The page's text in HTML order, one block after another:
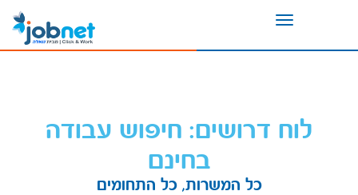
Toggle
לוח דרושים: חיפוש עבודה
בחינם
כל המשרות, כל התחומים